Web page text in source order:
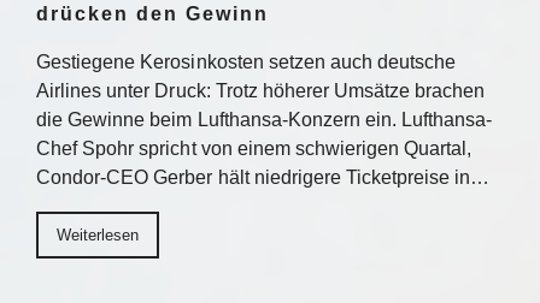
drücken den Gewinn
Gestiegene Kerosinkosten setzen auch deutsche
Airlines unter Druck: Trotz höherer Umsätze brachen
die Gewinne beim Lufthansa-Konzern ein. Lufthansa-
Chef Spohr spricht von einem schwierigen Quartal,
Condor-CEO Gerber hält niedrigere Ticketpreise in…
Weiterlesen